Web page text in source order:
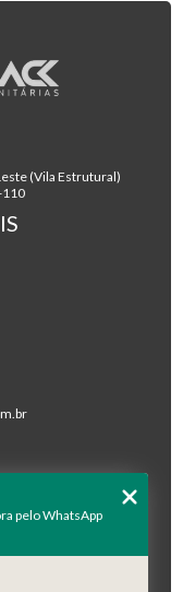
(Vila Estrutural)
110
pelo WhatsApp